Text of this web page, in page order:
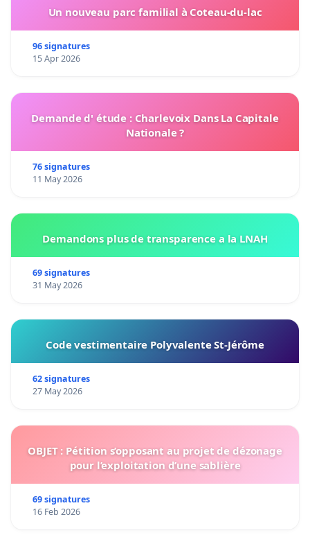
Un nouveau parc familial à Coteau-du-lac
96 signatures
15 Apr 2026
Demande d' étude : Charlevoix Dans La Capitale
Nationale ?
76 signatures
11 May 2026
Demandons plus de transparence a la LNAH
69 signatures
31 May 2026
Code vestimentaire Polyvalente St-Jérôme
62 signatures
27 May 2026
OBJET : Pétition s’opposant au projet de dézonage
pour l’exploitation d’une sablière
69 signatures
16 Feb 2026